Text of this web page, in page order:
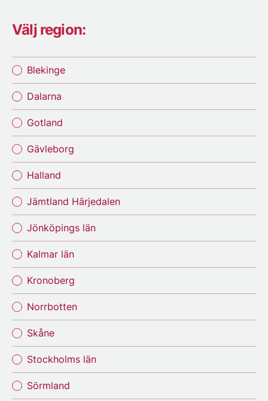
Välj region:
Blekinge
Dalarna
Gotland
Gävleborg
Halland
Jämtland Härjedalen
Jönköpings län
Kalmar län
Kronoberg
Norrbotten
Skåne
Stockholms län
Sörmland